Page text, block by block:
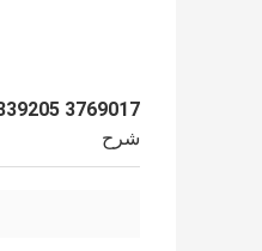
3769017 2339205 بسته های مهر و موم سیلندر هیدرولیک LOADER
شرح